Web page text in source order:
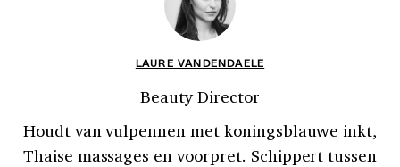
LAURE VANDENDAELE
Beauty Director
Houdt van vulpennen met koningsblauwe inkt,
Thaise massages en voorpret. Schippert tussen